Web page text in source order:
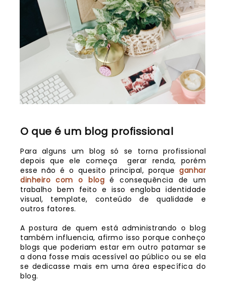
O que é um blog profissional
Para alguns um blog só se torna profissional
depois que ele começa gerar renda, porém
esse não é o quesito principal, porque ganhar
dinheiro com o blog é consequência de um
trabalho bem feito e isso engloba identidade
visual, template, conteúdo de qualidade e
outros fatores.
A postura de quem está administrando o blog
também influencia, afirmo isso porque conheço
blogs que poderiam estar em outro patamar se
a dona fosse mais acessível ao público ou se ela
se dedicasse mais em uma área específica do
blog.